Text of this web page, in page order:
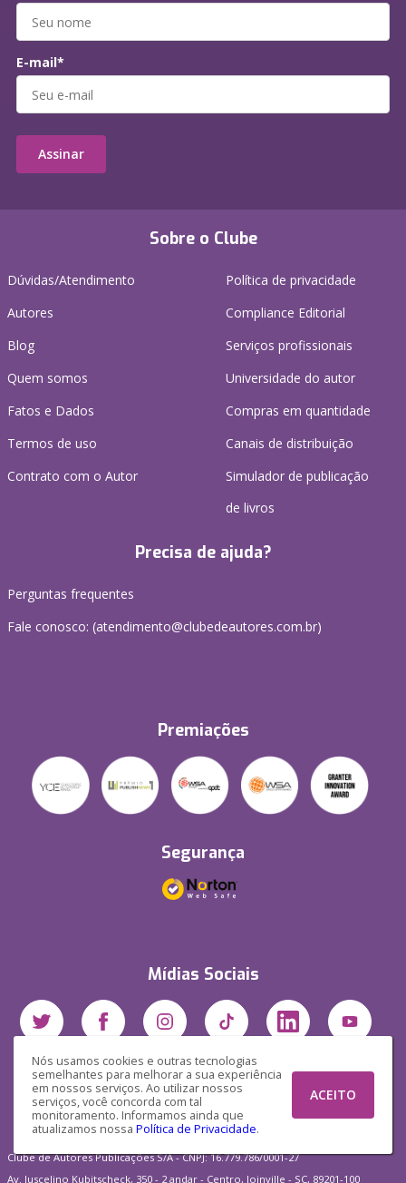
Nós usamos cookies e outras tecnologias
semelhantes para melhorar a sua experiência
em nossos serviços. Ao utilizar nossos
serviços, você concorda com tal
monitoramento. Informamos ainda que
atualizamos nossa Política de Privacidade.
ACEITO
Sobre o Clube
Dúvidas/Atendimento
Autores
Blog
Quem somos
Fatos e Dados
Termos de uso
Contrato com o Autor
Política de privacidade
Compliance Editorial
Serviços profissionais
Universidade do autor
Compras em quantidade
Canais de distribuição
Simulador de publicação
de livros
Precisa de ajuda?
Perguntas frequentes
Fale conosco: (atendimento@clubedeautores.com.br)
Premiações
Segurança
Mídias Sociais
E-mail*
Assinar
Clube de Autores Publicações S/A - CNPJ: 16.779.786/0001-27
Av. Juscelino Kubitscheck, 350 - 2 andar - Centro, Joinville - SC, 89201-100